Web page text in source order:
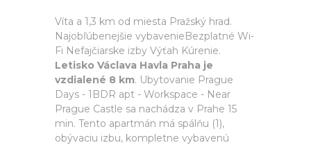
Víta a 1,3 km od miesta Pražský hrad.
Najobľúbenejšie vybavenieBezplatné Wi-
Fi Nefajčiarske izby Výťah Kúrenie.
Letisko Václava Havla Praha je
vzdialené 8 km. Ubytovanie Prague
Days - 1BDR apt - Workspace - Near
Prague Castle sa nachádza v Prahe 15
min. Tento apartmán má spálňu (1),
obývaciu izbu, kompletne vybavenú